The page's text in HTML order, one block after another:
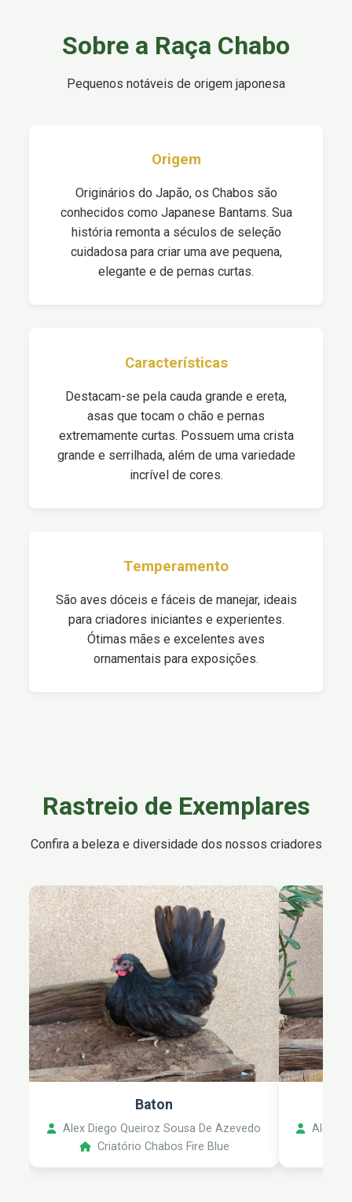
Sobre a Raça Chabo
Pequenos notáveis de origem japonesa
Origem
Originários do Japão, os Chabos são
conhecidos como Japanese Bantams. Sua
história remonta a séculos de seleção
cuidadosa para criar uma ave pequena,
elegante e de pernas curtas.
Características
Destacam-se pela cauda grande e ereta,
asas que tocam o chão e pernas
extremamente curtas. Possuem uma crista
grande e serrilhada, além de uma variedade
incrível de cores.
Temperamento
São aves dóceis e fáceis de manejar, ideais
para criadores iniciantes e experientes.
Ótimas mães e excelentes aves
ornamentais para exposições.
Rastreio de Exemplares
Confira a beleza e diversidade dos nossos criadores
Baton
Alex Diego Queiroz Sousa De Azevedo
Criatório Chabos Fire Blue
Alex